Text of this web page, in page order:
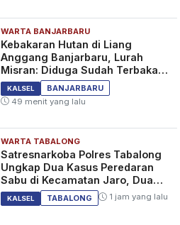
WARTA BANJARBARU
Kebakaran Hutan di Liang
Anggang Banjarbaru, Lurah
Misran: Diduga Sudah Terbakar
Sejak Tadi Malam
KALSEL
BANJARBARU
49 menit yang lalu
WARTA TABALONG
Satresnarkoba Polres Tabalong
Ungkap Dua Kasus Peredaran
Sabu di Kecamatan Jaro, Dua
Pelaku Diamankan
KALSEL TABALONG 1 jam yang lalu